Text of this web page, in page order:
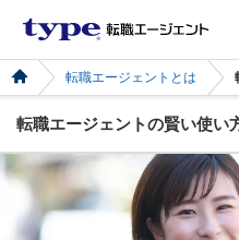
転職エージェントとは
転職エージェントの賢い使い